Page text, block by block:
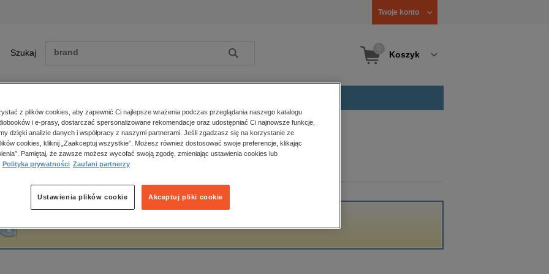
Twoje konto
Szukaj Szukaj Koszyk
Zobacz wszystkie E-prasa
polityka, społeczno-informacyjne
psychologiczne
popularno-naukowe
historia
główna Monika Chodorek
Chodorek
z plików cookies, aby zapewnić Ci najlepsze wrażenia podczas przeglądania naszego katalogu
i e-prasy, dostarczać spersonalizowane rekomendacje oraz udostępniać Ci najnowsze funkcje,
dzięki analizie danych i współpracy z naszymi partnerami. Jeśli zgadzasz się na korzystanie ze
cookies, kliknij „Zaakceptuj wszystkie”. Możesz również dostosować swoje preferencje, klikając
Pamiętaj, że zawsze możesz wycofać swoją zgodę, zmieniając ustawienia cookies lub
Polityka prywatności Zaufani partnerzy
Akceptuj pliki cookie
Ustawienia plików cookie